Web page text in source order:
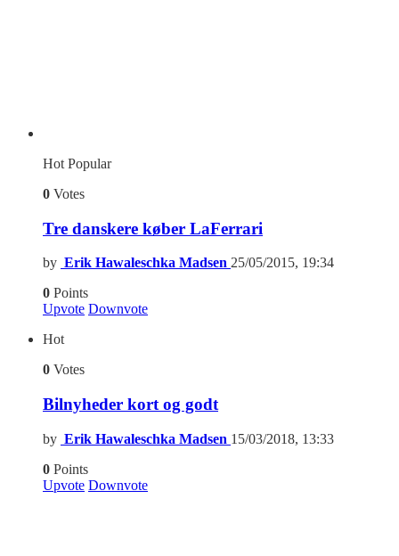
Hot Popular
0 Votes
Tre danskere køber LaFerrari
by Erik Hawaleschka Madsen 25/05/2015, 19:34
0 Points
Upvote Downvote
Hot
0 Votes
Bilnyheder kort og godt
by Erik Hawaleschka Madsen 15/03/2018, 13:33
0 Points
Upvote Downvote